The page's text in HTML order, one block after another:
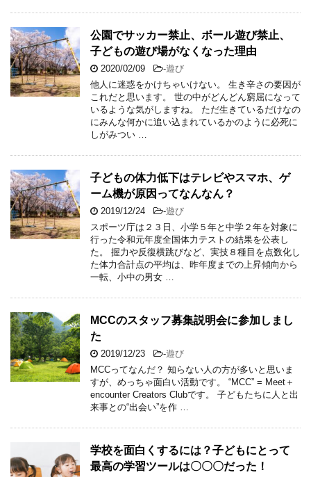
公園でサッカー禁止、ボール遊び禁止、
子どもの遊び場がなくなった理由
2020/02/09 -遊び
他人に迷惑をかけちゃいけない。 生き辛さの要因が
これだと思います。 世の中がどんどん窮屈になって
いるような気がしますね。 ただ生きているだけなの
にみんな何かに追い込まれているかのように必死に
しがみつい …
子どもの体力低下はテレビやスマホ、ゲ
ーム機が原因ってなんなん？
2019/12/24 -遊び
スポーツ庁は２３日、小学５年と中学２年を対象に
行った令和元年度全国体力テストの結果を公表し
た。 握力や反復横跳びなど、実技８種目を点数化し
た体力合計点の平均は、昨年度までの上昇傾向から
一転、小中の男女 …
MCCのスタッフ募集説明会に参加しまし
た
2019/12/23 -遊び
MCCってなんだ？ 知らない人の方が多いと思いま
すが、めっちゃ面白い活動です。 “MCC” = Meet＋
encounter Creators Clubです。 子どもたちに人と出
来事との“出会い”を作 …
学校を面白くするには？子どもにとって
最高の学習ツールは〇〇〇だった！